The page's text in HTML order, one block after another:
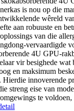
is nou op die
wêreld
aan robuuste en
van die
vervaardigde
4U GPU-
vir besighede wat
en maksimum
Hierdie innoverende
streng eise van
te voldoen,